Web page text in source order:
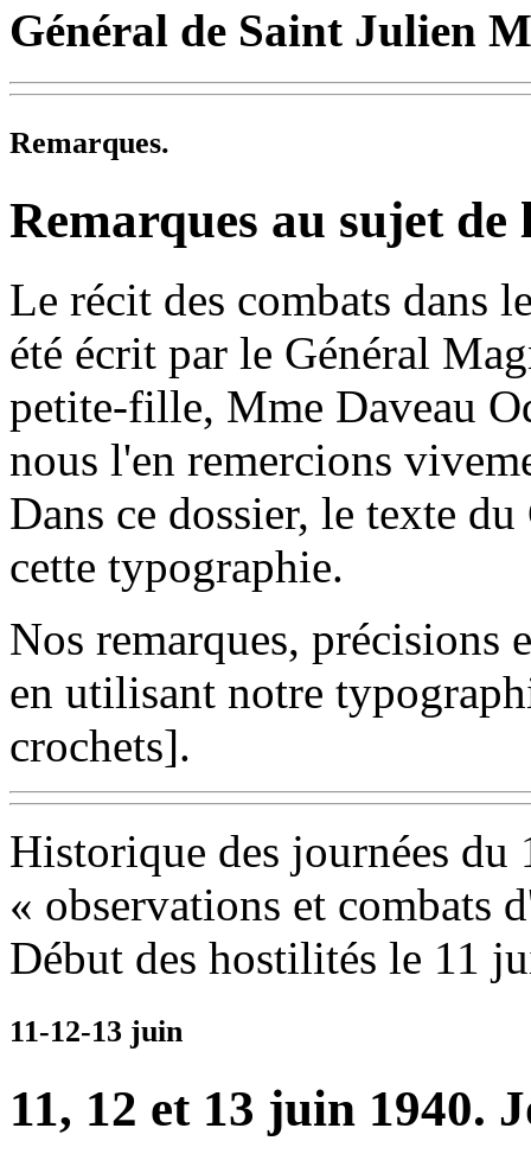
Général de Saint Julien
Remarques.
Remarques au sujet de
Le récit des combats dans
été écrit par le Général
petite-fille, Mme Daveau
nous l'en remercions
Dans ce dossier, le texte
cette typographie.
Nos remarques, précisions
en utilisant notre
crochets].
Historique des journées
« observations et combats
Début des hostilités le 11
11-12-13 juin
11, 12 et 13 juin 1940.